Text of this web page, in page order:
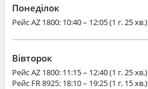
Понеділок
РейсAZ 1800: 10:40 – 12:05 (1 г. 25 хв.)
Вівторок
РейсAZ 1800: 11:15 – 12:40 (1 г. 25 хв.)
Рейс FR 8925: 18:10 – 19:25 (1 г. 15 хв.)